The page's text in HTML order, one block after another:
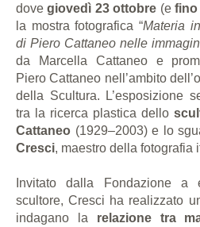
dovegiovedì 23 ottobre (efino
la mostra fotografica “Materia
di Piero Cattaneo nelle
da Marcella Cattaneo e
Piero Cattaneo nell’ambito
della Scultura. L’esposizione
tra la ricerca plastica dello
Cattaneo (1929–2003) e lo
Cresci, maestro della fotografia
Invitato dalla Fondazione a
scultore, Cresci ha realizzato
indagano la relazione tra